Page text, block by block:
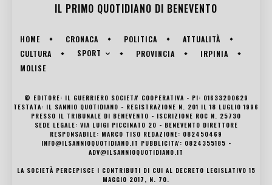
IL PRIMO QUOTIDIANO DI BENEVENTO
HOME CRONACA POLITICA
ATTUALITÀ
CULTURA
SPORT PROVINCIA
IRPINIA
MOLISE
© EDITORE: IL GUERRIERO SOCIETA' COOPERATIVA - PI: 01633200629
TESTATA: IL SANNIO QUOTIDIANO - REGISTRAZIONE N. 201 IL 18 LUGLIO 1996
PRESSO IL TRIBUNALE DI BENEVENTO - ISCRIZIONE ROC N. 25730
SEDE LEGALE: VIA LUIGI PICCINATO 20 - BENEVENTO DIRETTORE
RESPONSABILE: MARCO TISO REDAZIONE: 082450469
INFO@ILSANNIOQUOTIDIANO.IT PUBBLICITA': 0824355185 -
ADV@ILSANNIOQUOTIDIANO.IT
LA SOCIETÀ PERCEPISCE I CONTRIBUTI DI CUI AL DECRETO LEGISLATIVO 15
MAGGIO 2017, N. 70.